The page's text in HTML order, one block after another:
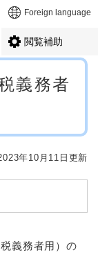
Foreign language
閲覧補助
義務者
年10月11日更新
義務者用）の